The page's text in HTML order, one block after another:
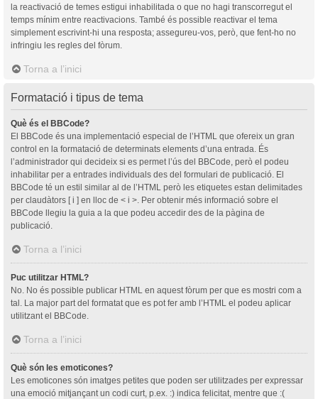
la reactivació de temes estigui inhabilitada o que no hagi transcorregut el
temps mínim entre reactivacions. També és possible reactivar el tema
simplement escrivint-hi una resposta; assegureu-vos, però, que fent-ho no
infringiu les regles del fòrum.
Torna a l’inici
Formatació i tipus de tema
Què és el BBCode?
El BBCode és una implementació especial de l’HTML que ofereix un gran
control en la formatació de determinats elements d’una entrada. És
l’administrador qui decideix si es permet l’ús del BBCode, però el podeu
inhabilitar per a entrades individuals des del formulari de publicació. El
BBCode té un estil similar al de l’HTML però les etiquetes estan delimitades
per claudàtors [ i ] en lloc de < i >. Per obtenir més informació sobre el
BBCode llegiu la guia a la que podeu accedir des de la pàgina de
publicació.
Torna a l’inici
Puc utilitzar HTML?
No. No és possible publicar HTML en aquest fòrum per que es mostri com a
tal. La major part del formatat que es pot fer amb l’HTML el podeu aplicar
utilitzant el BBCode.
Torna a l’inici
Què són les emoticones?
Les emoticones són imatges petites que poden ser utilitzades per expressar
una emoció mitjançant un codi curt, p.ex. :) indica felicitat, mentre que :(